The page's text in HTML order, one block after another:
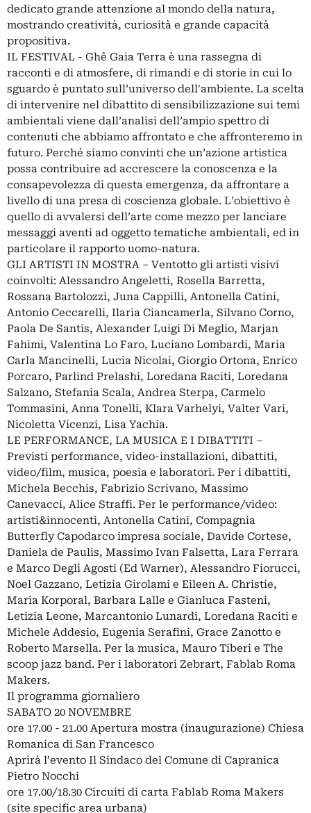
dedicato grande attenzione al mondo della natura,
mostrando creatività, curiosità e grande capacità
propositiva.
IL FESTIVAL - Ghê Gaia Terra è una rassegna di
racconti e di atmosfere, di rimandi e di storie in cui lo
sguardo è puntato sull’universo dell'ambiente. La scelta
di intervenire nel dibattito di sensibilizzazione sui temi
ambientali viene dall’analisi dell’ampio spettro di
contenuti che abbiamo affrontato e che affronteremo in
futuro. Perché siamo convinti che un’azione artistica
possa contribuire ad accrescere la conoscenza e la
consapevolezza di questa emergenza, da affrontare a
livello di una presa di coscienza globale. L’obiettivo è
quello di avvalersi dell’arte come mezzo per lanciare
messaggi aventi ad oggetto tematiche ambientali, ed in
particolare il rapporto uomo-natura.
GLI ARTISTI IN MOSTRA – Ventotto gli artisti visivi
coinvolti: Alessandro Angeletti, Rosella Barretta,
Rossana Bartolozzi, Juna Cappilli, Antonella Catini,
Antonio Ceccarelli, Ilaria Ciancamerla, Silvano Corno,
Paola De Santis, Alexander Luigi Di Meglio, Marjan
Fahimi, Valentina Lo Faro, Luciano Lombardi, Maria
Carla Mancinelli, Lucia Nicolai, Giorgio Ortona, Enrico
Porcaro, Parlind Prelashi, Loredana Raciti, Loredana
Salzano, Stefania Scala, Andrea Sterpa, Carmelo
Tommasini, Anna Tonelli, Klara Varhelyi, Valter Vari,
Nicoletta Vicenzi, Lisa Yachia.
LE PERFORMANCE, LA MUSICA E I DIBATTITI –
Previsti performance, video-installazioni, dibattiti,
video/film, musica, poesia e laboratori. Per i dibattiti,
Michela Becchis, Fabrizio Scrivano, Massimo
Canevacci, Alice Straffi. Per le performance/video:
artisti&innocenti, Antonella Catini, Compagnia
Butterfly Capodarco impresa sociale, Davide Cortese,
Daniela de Paulis, Massimo Ivan Falsetta, Lara Ferrara
e Marco Degli Agosti (Ed Warner), Alessandro Fiorucci,
Noel Gazzano, Letizia Girolami e Eileen A. Christie,
Maria Korporal, Barbara Lalle e Gianluca Fasteni,
Letizia Leone, Marcantonio Lunardi, Loredana Raciti e
Michele Addesio, Eugenia Serafini, Grace Zanotto e
Roberto Marsella. Per la musica, Mauro Tiberi e The
scoop jazz band. Per i laboratori Zebrart, Fablab Roma
Makers.
Il programma giornaliero
SABATO 20 NOVEMBRE
ore 17.00 - 21.00 Apertura mostra (inaugurazione) Chiesa
Romanica di San Francesco
Aprirà l’evento Il Sindaco del Comune di Capranica
Pietro Nocchi
ore 17.00/18.30 Circuiti di carta Fablab Roma Makers
(site specific area urbana)